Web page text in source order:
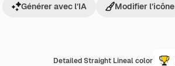
Detailed Straight Lineal color
Générer avec l’IA Modifier l’icône